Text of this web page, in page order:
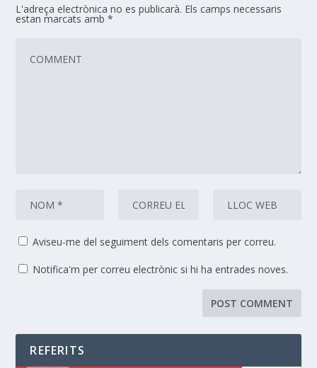
L'adreça electrònica no es publicarà. Els camps necessaris
estan marcats amb*
Aviseu-me del seguiment dels comentaris per correu.
Notifica'm per correu electrònic si hi ha entrades noves.
REFERITS